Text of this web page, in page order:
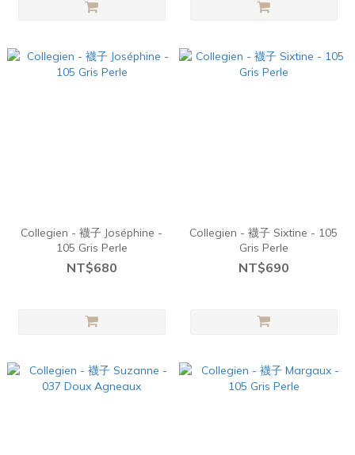
Collegien - 襪子 Joséphine -
105 Gris Perle
NT$680
Collegien - 襪子 Sixtine - 105
Gris Perle
NT$690